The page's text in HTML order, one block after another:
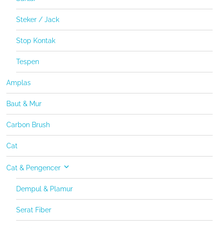
Steker / Jack
Stop Kontak
Tespen
Amplas
Baut & Mur
Carbon Brush
Cat
Cat & Pengencer
Dempul & Plamur
Serat Fiber